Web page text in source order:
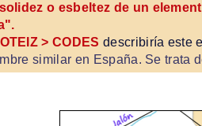
o esbeltez de un
> CODES describiría este
similar en España. Se trata